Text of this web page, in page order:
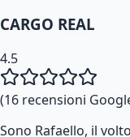
CARGO REAL
4.5
(16 recensioni
Sono Rafaello, il